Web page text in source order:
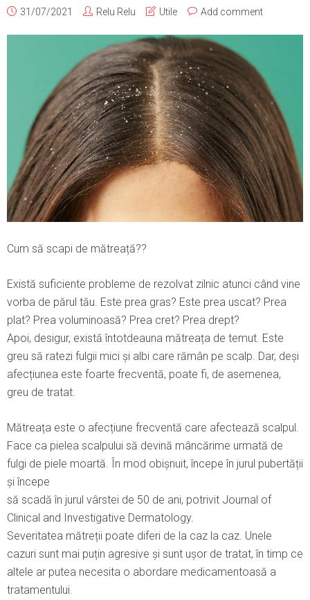
31/07/2021 Relu Relu Utile Add comment
Cum să scapi de mătreață??
Există suficiente probleme de rezolvat zilnic atunci când vine
vorba de părul tău. Este prea gras? Este prea uscat? Prea
plat? Prea voluminoasă? Prea cret? Prea drept?
Apoi, desigur, există întotdeauna mătreața de temut. Este
greu să ratezi fulgii mici și albi care rămân pe scalp. Dar, deși
afecțiunea este foarte frecventă, poate fi, de asemenea,
greu de tratat.
Mătreața este o afecțiune frecventă care afectează scalpul.
Face ca pielea scalpului să devină mâncărime urmată de
fulgi de piele moartă. În mod obișnuit, începe în jurul pubertății
și începe
să scadă în jurul vârstei de 50 de ani, potrivit Journal of
Clinical and Investigative Dermatology.
Severitatea mătreții poate diferi de la caz la caz. Unele
cazuri sunt mai puțin agresive și sunt ușor de tratat, în timp ce
altele ar putea necesita o abordare medicamentoasă a
tratamentului.